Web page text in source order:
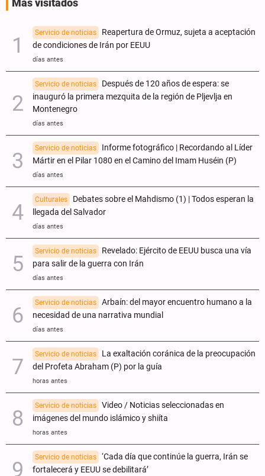
Más visitados
Servicio de noticias
Reapertura de Ormuz, sujeta a aceptación
de condiciones de Irán por EEUU
días antes
Servicio de noticias
Después de 120 años de espera: se
inauguró la primera mezquita de la región de Pljevlja en
Montenegro
días antes
Servicio de noticias
Informe fotográfico | Recordando al Líder
Mártir en el Pilar 1080 en el Camino del Imam Huséin (P)
días antes
Culturales
Debates sobre el Mahdismo (1) | Todos esperan la
llegada del Salvador
días antes
Servicio de noticias
Revelado: Ejército de EEUU busca una vía
para salir de la guerra con Irán
días antes
Servicio de noticias
Arbaín: del mayor encuentro humano a la
necesidad de una narrativa mundial
días antes
Servicio de noticias
La exaltación coránica de la preocupación
del Profeta Abraham (P) por la guía
horas antes
Servicio de noticias
Video / Noticias seleccionadas en
imágenes del mundo islámico y shiíta
horas antes
Servicio de noticias
‘Cada día que continúe la guerra, Irán se
fortalecerá y EEUU se debilitará’